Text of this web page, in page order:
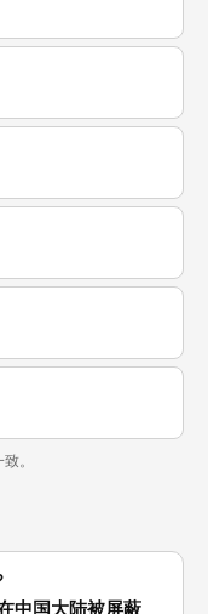
。
中国大陆被屏蔽